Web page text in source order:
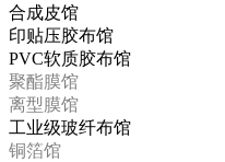
合成皮馆
印贴压胶布馆
PVC软质胶布馆
聚酯膜馆
离型膜馆
工业级玻纤布馆
铜箔馆